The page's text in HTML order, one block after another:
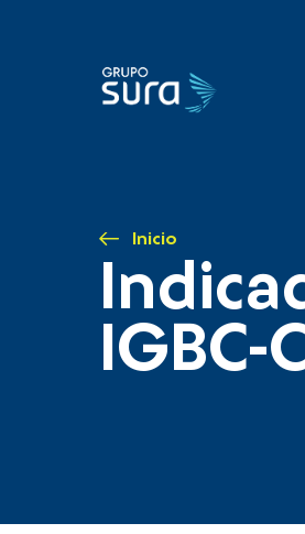
Inicio
IGBC-